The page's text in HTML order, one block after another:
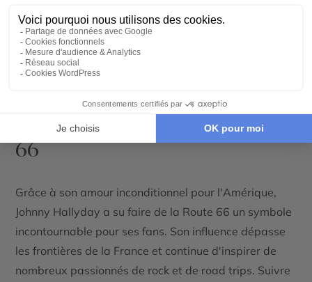
partageant sa passion avec ses fans, faisant de la
Route 66 un véritable lieu de pèlerinage pour les
amateurs de rock et de voyages.
Johnny Hallyday, une légende
toujours vivante sur la Route
66
Grâce à son amour inconditionnel pour l'Amérique,
Johnny Hallyday a su faire de la Route 66 un symbole
incontournable pour ses fans. Son influence dépasse
les frontières de la France et continue d'inspirer de
nombreux passionnés de rock et de road trips. Suivre